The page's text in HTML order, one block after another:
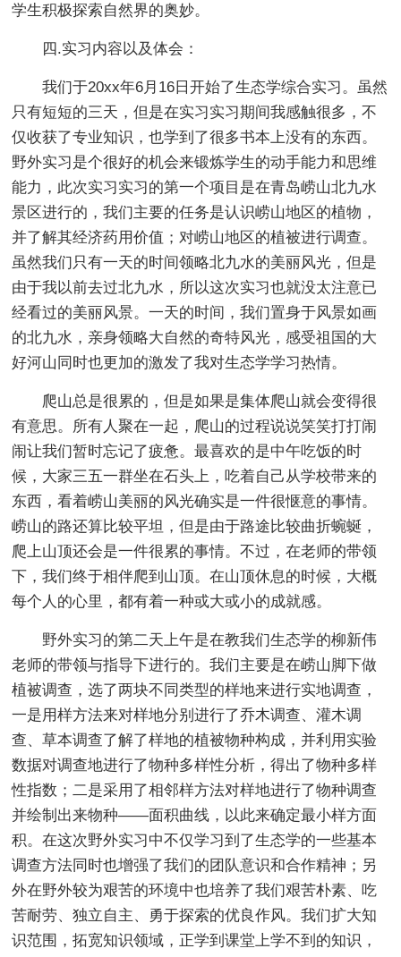
学生积极探索自然界的奥妙。
四.实习内容以及体会：
我们于20xx年6月16日开始了生态学综合实习。虽然
只有短短的三天，但是在实习实习期间我感触很多，不
仅收获了专业知识，也学到了很多书本上没有的东西。
野外实习是个很好的机会来锻炼学生的动手能力和思维
能力，此次实习实习的第一个项目是在青岛崂山北九水
景区进行的，我们主要的任务是认识崂山地区的植物，
并了解其经济药用价值；对崂山地区的植被进行调查。
虽然我们只有一天的时间领略北九水的美丽风光，但是
由于我以前去过北九水，所以这次实习也就没太注意已
经看过的美丽风景。一天的时间，我们置身于风景如画
的北九水，亲身领略大自然的奇特风光，感受祖国的大
好河山同时也更加的激发了我对生态学学习热情。
爬山总是很累的，但是如果是集体爬山就会变得很
有意思。所有人聚在一起，爬山的过程说说笑笑打打闹
闹让我们暂时忘记了疲惫。最喜欢的是中午吃饭的时
候，大家三五一群坐在石头上，吃着自己从学校带来的
东西，看着崂山美丽的风光确实是一件很惬意的事情。
崂山的路还算比较平坦，但是由于路途比较曲折蜿蜒，
爬上山顶还会是一件很累的事情。不过，在老师的带领
下，我们终于相伴爬到山顶。在山顶休息的时候，大概
每个人的心里，都有着一种或大或小的成就感。
野外实习的第二天上午是在教我们生态学的柳新伟
老师的带领与指导下进行的。我们主要是在崂山脚下做
植被调查，选了两块不同类型的样地来进行实地调查，
一是用样方法来对样地分别进行了乔木调查、灌木调
查、草本调查了解了样地的植被物种构成，并利用实验
数据对调查地进行了物种多样性分析，得出了物种多样
性指数；二是采用了相邻样方法对样地进行了物种调查
并绘制出来物种——面积曲线，以此来确定最小样方面
积。在这次野外实习中不仅学习到了生态学的一些基本
调查方法同时也增强了我们的团队意识和合作精神；另
外在野外较为艰苦的环境中也培养了我们艰苦朴素、吃
苦耐劳、独立自主、勇于探索的优良作风。我们扩大知
识范围，拓宽知识领域，正学到课堂上学不到的知识，